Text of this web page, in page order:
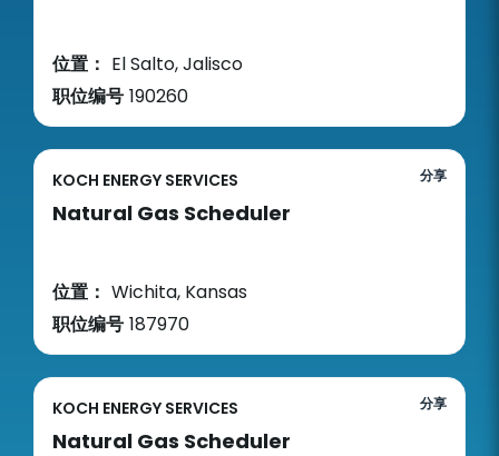
位置： El Salto, Jalisco
职位编号 190260
KOCH ENERGY SERVICES 分享
Natural Gas Scheduler
位置： Wichita, Kansas
职位编号 187970
KOCH ENERGY SERVICES 分享
Natural Gas Scheduler